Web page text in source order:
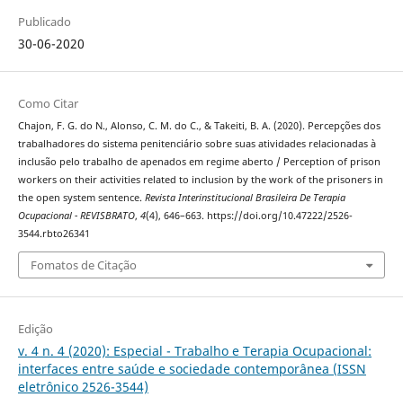
Publicado
30-06-2020
Como Citar
Chajon, F. G. do N., Alonso, C. M. do C., & Takeiti, B. A. (2020). Percepções dos
trabalhadores do sistema penitenciário sobre suas atividades relacionadas à
inclusão pelo trabalho de apenados em regime aberto / Perception of prison
workers on their activities related to inclusion by the work of the prisoners in
the open system sentence. Revista Interinstitucional Brasileira De Terapia
Ocupacional - REVISBRATO, 4(4), 646–663. https://doi.org/10.47222/2526-
3544.rbto26341
Fomatos de Citação
Edição
v. 4 n. 4 (2020): Especial - Trabalho e Terapia Ocupacional:
interfaces entre saúde e sociedade contemporânea (ISSN
eletrônico 2526-3544)